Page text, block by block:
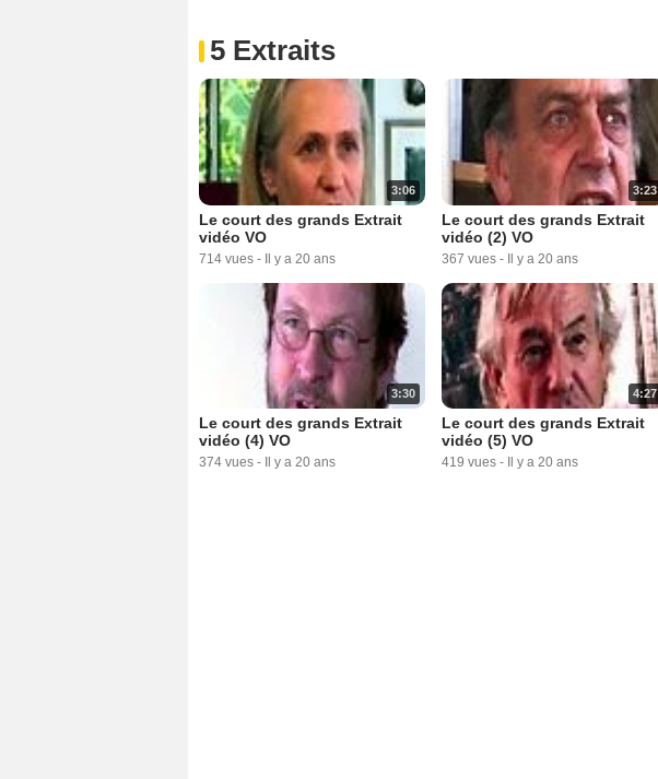
5 Extraits
3:06
Le court des grands Extrait
vidéo VO
714 vues - Il y a 20 ans
3:23
Le court des grands Extrait
vidéo (2) VO
367 vues - Il y a 20 ans
3:30
Le court des grands Extrait
vidéo (4) VO
374 vues - Il y a 20 ans
4:27
Le court des grands Extrait
vidéo (5) VO
419 vues - Il y a 20 ans